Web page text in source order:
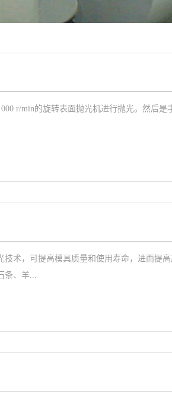
r/min的旋转表面抛光机进行抛光。然后是
术，可提高模具质量和使用寿命，进而提
条、羊...